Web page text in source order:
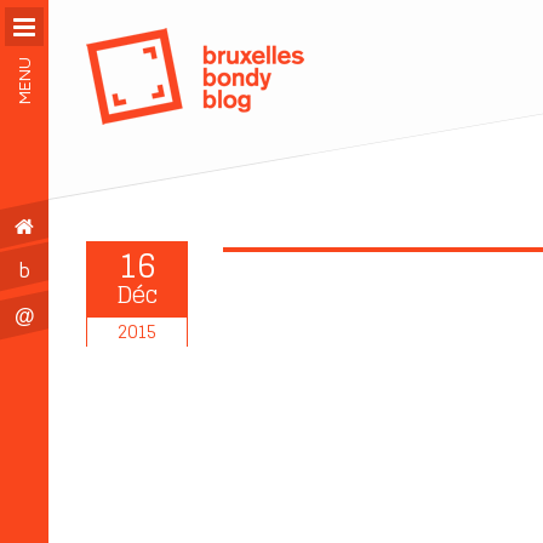
MENU
b
@
16
Déc
2015